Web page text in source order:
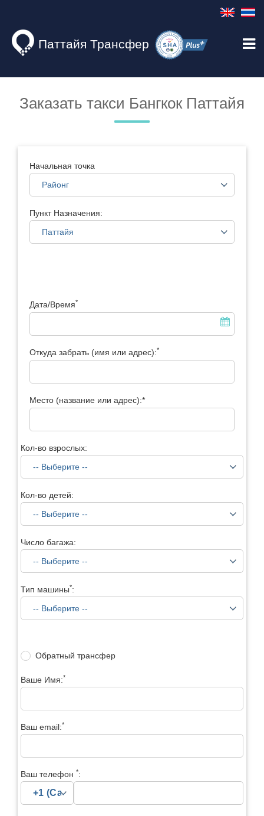
Паттайя Трансфер
Заказать такси Бангкок Паттайя
Начальная точка
Пункт Назначения:
Дата/Время*
Откуда забрать (имя или адрес):*
Место (название или адрес):*
Кол-во взрослых:
Кол-во детей:
Число багажа:
Тип машины*:
Обратный трансфер
Ваше Имя:*
Ваш email:*
Ваш телефон *: